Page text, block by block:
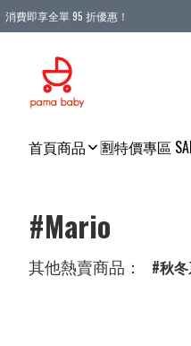
消費即享全單 95 折優惠！
首頁商品 🈹特價專區
#Mario
其他熱賣商品： 秋